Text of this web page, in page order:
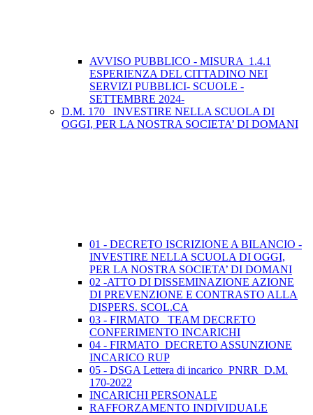
AVVISO PUBBLICO - MISURA 1.4.1
ESPERIENZA DEL CITTADINO NEI
SERVIZI PUBBLICI- SCUOLE -
SETTEMBRE 2024-
D.M. 170_ INVESTIRE NELLA SCUOLA DI
OGGI, PER LA NOSTRA SOCIETA’ DI DOMANI
01 - DECRETO ISCRIZIONE A BILANCIO -
INVESTIRE NELLA SCUOLA DI OGGI,
PER LA NOSTRA SOCIETA’ DI DOMANI
02 -ATTO DI DISSEMINAZIONE AZIONE
DI PREVENZIONE E CONTRASTO ALLA
DISPERS. SCOL.CA
03 - FIRMATO_ TEAM DECRETO
CONFERIMENTO INCARICHI
04 - FIRMATO_DECRETO ASSUNZIONE
INCARICO RUP
05 - DSGA Lettera di incarico_PNRR_D.M.
170-2022
INCARICHI PERSONALE
RAFFORZAMENTO INDIVIDUALE